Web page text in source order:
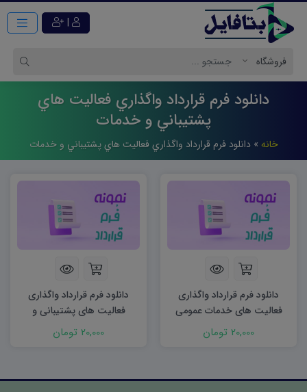
|
دانلود فرم قرارداد واگذاري فعاليت هاي
پشتيباني و خدمات
خانه »دانلود فرم قرارداد واگذاري فعاليت هاي پشتيباني و خدمات
دانلود فرم قرارداد واگذاری
فعالیت های خدمات عمومی
20,000 تومان
دانلود فرم قرارداد واگذاری
فعالیت های پشتیبانی و
خدمات20,000 تومان